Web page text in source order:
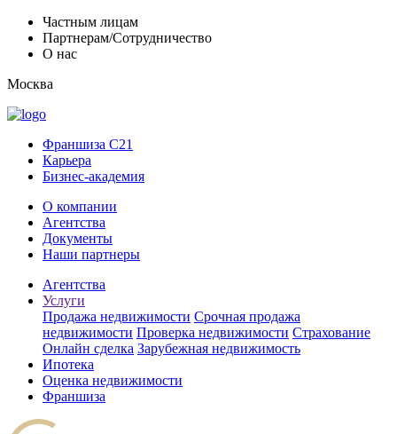
Частным лицам
Партнерам/Сотрудничество
О нас
Москва
Франшиза C21
Карьера
Бизнес-академия
О компании
Агентства
Документы
Наши партнеры
Агентства
Услуги
Продажа недвижимости Срочная продажа
недвижимости Проверка недвижимости Страхование
Онлайн сделка Зарубежная недвижимость
Ипотека
Оценка недвижимости
Франшиза